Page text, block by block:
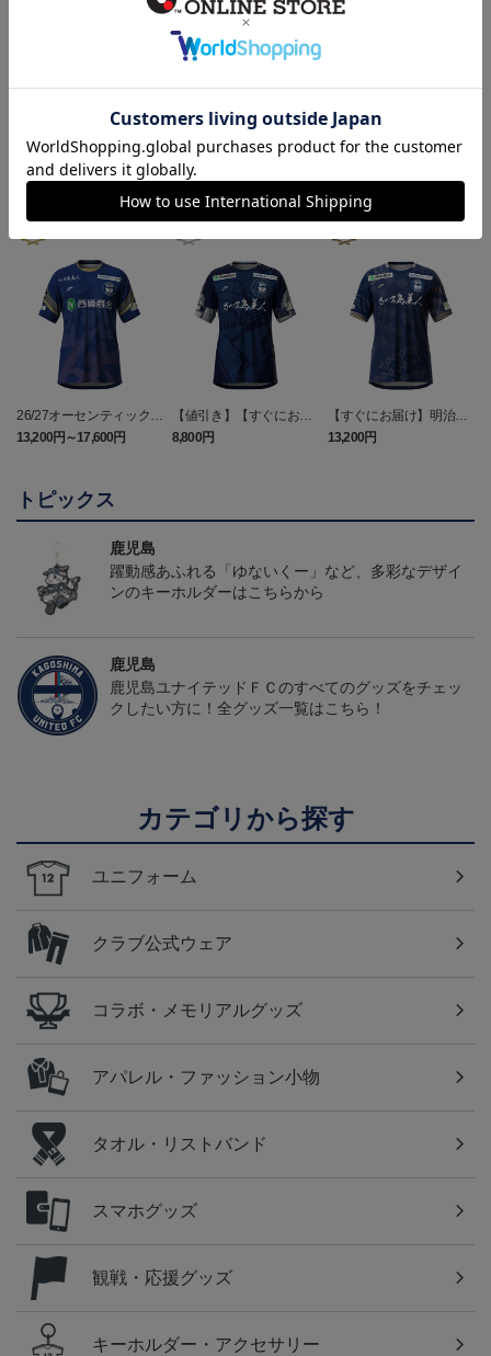
ギフト対応について
ランキング
26/27オーセンティックユ
ニフォーム（FP1st）
13,200円～17,600円
【値引き】【すぐにお届
け】2025オーセンティッ
クユニフォーム FP1st
8,800円
【すぐにお届け】明治安
田J2・J3百年構想リーグ
オーセンティックユニフ
13,200円
トピックス
鹿児島
躍動感あふれる「ゆないくー」など、多彩なデザイ
ンのキーホルダーはこちらから
鹿児島
鹿児島ユナイテッドＦＣのすべてのグッズをチェッ
クしたい方に！全グッズ一覧はこちら！
カテゴリから探す
ユニフォーム
クラブ公式ウェア
コラボ・メモリアルグッズ
アパレル・ファッション小物
タオル・リストバンド
スマホグッズ
観戦・応援グッズ
キーホルダー・アクセサリー